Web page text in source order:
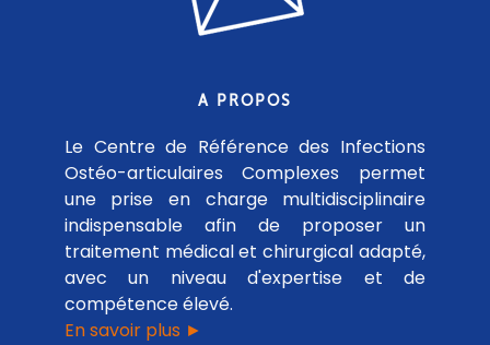
A PROPOS
Le Centre de Référence des Infections
Ostéo-articulaires Complexes permet
une prise en charge multidisciplinaire
indispensable afin de proposer un
traitement médical et chirurgical adapté,
avec un niveau d'expertise et de
compétence élevé.
En savoir plus ►